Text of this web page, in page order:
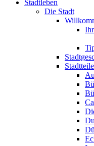
Stadtleben
Die Stadt
Stadtteile